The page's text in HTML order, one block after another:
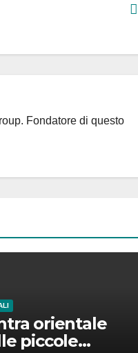
Fondatore di questo
orientale
piccole